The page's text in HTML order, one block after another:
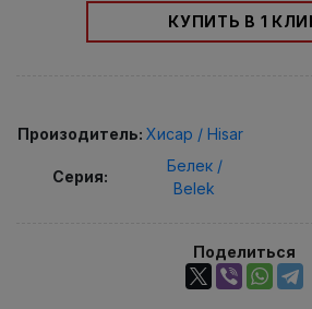
КУПИТЬ В 1
Произодитель: Хисар / Hisar
Серия:
Белек /
Belek
Поделиться